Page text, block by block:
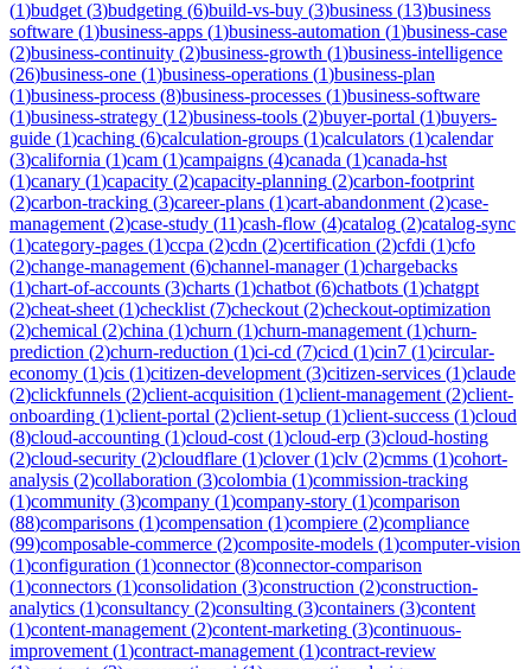
(1)budget (3)budgeting (6)build-vs-buy (3)business (13)business
software (1)business-apps (1)business-automation (1)business-case
(2)business-continuity (2)business-growth (1)business-intelligence
(26)business-one (1)business-operations (1)business-plan
(1)business-process (8)business-processes (1)business-software
(1)business-strategy (12)business-tools (2)buyer-portal (1)buyers-
guide (1)caching (6)calculation-groups (1)calculators (1)calendar
(3)california (1)cam (1)campaigns (4)canada (1)canada-hst
(1)canary (1)capacity (2)capacity-planning (2)carbon-footprint
(2)carbon-tracking (3)career-plans (1)cart-abandonment (2)case-
management (2)case-study (11)cash-flow (4)catalog (2)catalog-sync
(1)category-pages (1)ccpa (2)cdn (2)certification (2)cfdi (1)cfo
(2)change-management (6)channel-manager(1)chargebacks
(1)chart-of-accounts (3)charts (1)chatbot (6)chatbots (1)chatgpt
(2)cheat-sheet (1)checklist (7)checkout (2)checkout-optimization
(2)chemical (2)china (1)churn (1)churn-management (1)churn-
prediction (2)churn-reduction (1)ci-cd (7)cicd (1)cin7 (1)circular-
economy (1)cis (1)citizen-development (3)citizen-services (1)claude
(2)clickfunnels (2)client-acquisition (1)client-management (2)client-
onboarding (1)client-portal (2)client-setup (1)client-success (1)cloud
(8)cloud-accounting (1)cloud-cost (1)cloud-erp (3)cloud-hosting
(2)cloud-security (2)cloudflare (1)clover(1)clv (2)cmms (1)cohort-
analysis (2)collaboration (3)colombia (1)commission-tracking
(1)community (3)company (1)company-story (1)comparison
(88)comparisons (1)compensation (1)compiere (2)compliance
(99)composable-commerce (2)composite-models (1)computer-vision
(1)configuration (1)connector(8)connector-comparison
(1)connectors (1)consolidation (3)construction (2)construction-
analytics (1)consultancy (2)consulting (3)containers (3)content
(1)content-management (2)content-marketing (3)continuous-
improvement (1)contract-management (1)contract-review